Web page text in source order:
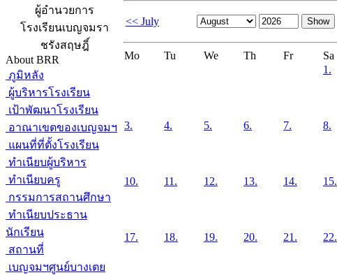
ผู้อำนวยการ
โรงเรียนเบญจมรา
ชรังสฤษฎิ์
About BRR
ภูมิหลัง
ผู้บริหารโรงเรียน
เป้าพัฒนาโรงเรียน
อาณาเขตของเบญจมฯ
แผนที่ที่ตั้งโรงเรียน
ทำเนียบผู้บริหาร
ทำเนียบครู
กรรมการสถานศึกษา
ทำเนียบประธาน
นักเรียน
สถานที่
เบญจมฯศูนย์บางเตย
<< July
Mo Tu We Th Fr Sa
1.
3. 4. 5. 6. 7. 8.
10. 11. 12. 13. 14. 15.
17. 18. 19. 20. 21. 22.